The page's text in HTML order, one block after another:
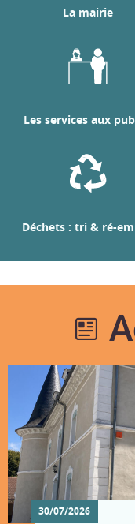
La mairie
Les services aux
Déchets : tri & ré-
30/07/2026